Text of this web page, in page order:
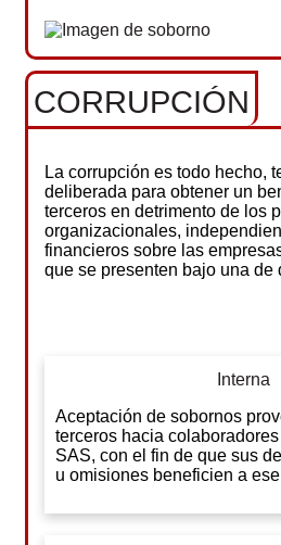
CORRUPCIÓN
La corrupción es todo hecho,
deliberada para obtener un
terceros en detrimento de los
organizacionales,
financieros sobre las
que se presenten bajo una de
Interna
Aceptación de sobornos
terceros hacia
SAS, con el fin de que sus
u omisiones beneficien a